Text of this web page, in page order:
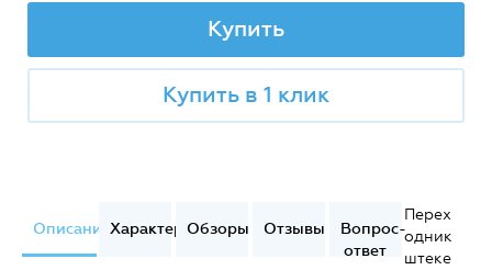
Купить
Купить в 1 клик
ОписаниеХарактеристики
Обзоры Отзывы
Вопрос-
ответ
Перех
одник
штеке